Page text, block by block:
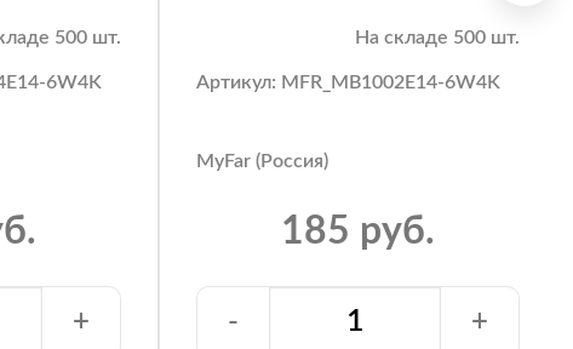
500 шт.
6W4K
+
На складе 500 шт.
Артикул: MFR_MB1002E14-6W4K
MyFar (Россия)
185 руб.
- +